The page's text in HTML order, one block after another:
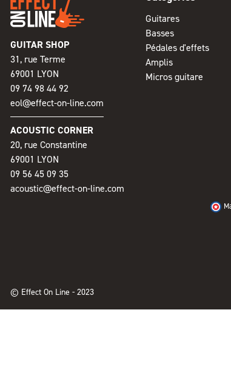
GUITAR SHOP
31, rue Terme
69001 LYON
09 74 98 44 92
eol@effect-on-line.com
ACOUSTIC CORNER
20, rue Constantine
69001 LYON
09 56 45 09 35
acoustic@effect-on-line.com
Guitares
Basses
Pédales d'effets
Amplis
Micros guitare
© Effect On Line - 2023